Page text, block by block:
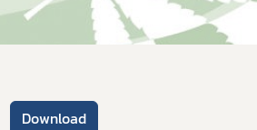
Download